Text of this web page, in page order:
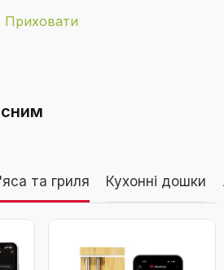
Приховати
для перцю Peugeot Daman,
сталь/акрил
21 см,
додаткові
та гриля Кухонні дошки